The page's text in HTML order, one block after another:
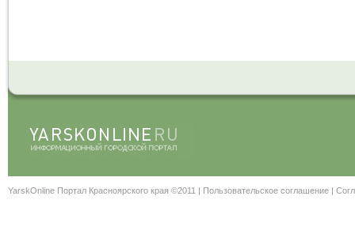
YarskOnline Портал Красноярского края ©2011 | Пользовательское соглашение |